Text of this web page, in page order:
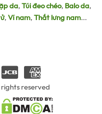
da,Túi đeo chéo, Balo da,
,Ví nam,Thắt lưng nam...
reserved